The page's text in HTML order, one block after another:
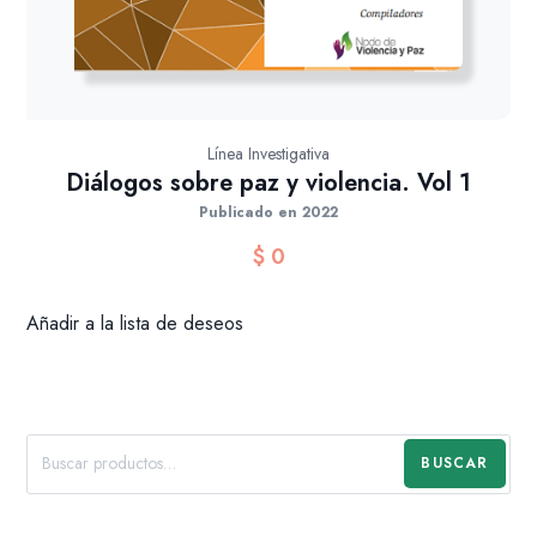
Línea Investigativa
Diálogos sobre paz y violencia. Vol 1
Publicado en 2022
$0
Añadir a la lista de deseos
BUSCAR